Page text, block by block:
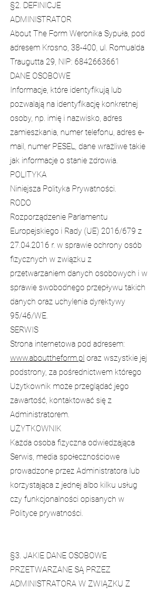
§2. DEFINICJE
ADMINISTRATOR
About The Form Weronika Sypuła, pod
adresem Krosno, 38-400, ul. Romualda
Traugutta 29, NIP: 6842663661
DANE OSOBOWE
Informacje, które identyfikują lub
pozwalają na identyfikację konkretnej
osoby, np. imię i nazwisko, adres
zamieszkania, numer telefonu, adres e-
mail, numer PESEL, dane wrażliwe takie
jak informacje o stanie zdrowia.
POLITYKA
Niniejsza Polityka Prywatności.
RODO
Rozporządzenie Parlamentu
Europejskiego i Rady (UE) 2016/679 z
27.04.2016 r. w sprawie ochrony osób
fizycznych w związku z
przetwarzaniem danych osobowych i w
sprawie swobodnego przepływu takich
danych oraz uchylenia dyrektywy
95/46/WE.
SERWIS
Strona internetowa pod adresem:
www.abouttheform.pl oraz wszystkie jej
podstrony, za pośrednictwem którego
Użytkownik może przeglądać jego
zawartość, kontaktować się z
Administratorem.
UŻYTKOWNIK
Każda osoba fizyczna odwiedzająca
Serwis, media społecznościowe
prowadzone przez Administratora lub
korzystająca z jednej albo kilku usług
czy funkcjonalności opisanych w
Polityce prywatności.
§3. JAKIE DANE OSOBOWE
PRZETWARZANE SĄ PRZEZ
ADMINISTRATORA W ZWIĄZKU Z